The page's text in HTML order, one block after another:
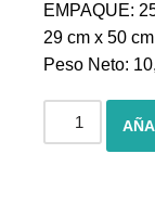
EMPAQUE:
29 cm x 50
Peso Neto: